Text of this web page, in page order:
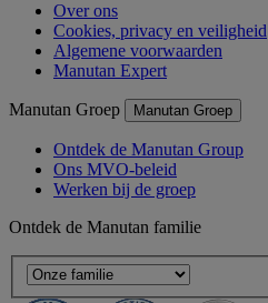
Over ons
Cookies, privacy en veiligheid
Algemene voorwaarden
Manutan Expert
Manutan Groep Manutan Groep
Ontdek de Manutan Group
Ons MVO-beleid
Werken bij de groep
Ontdek de Manutan familie